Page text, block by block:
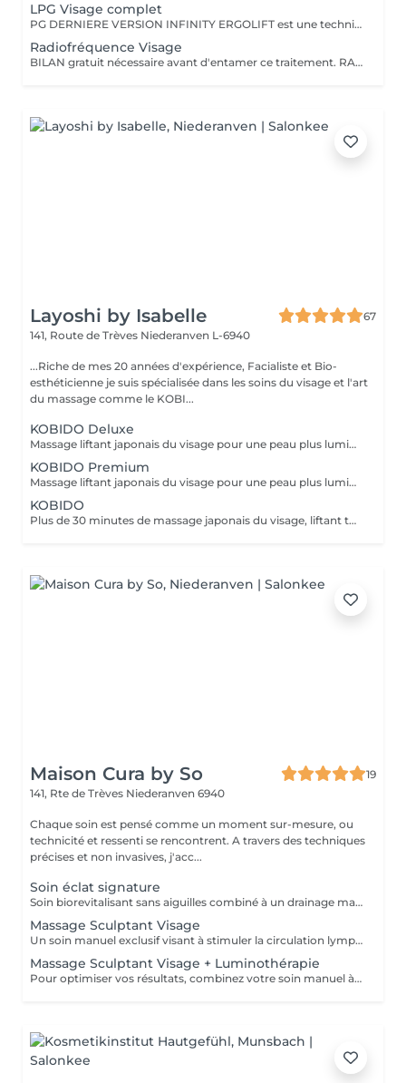
LPG Visage complet
PG DERNIERE VERSION INFINITY ERGOLIFT est une technique naturelle naturelle, pour rajeunir la peau. Rebooste, raffermit, rides du lion, contour des yeux,nasogénien, améliore l'aspect de la peau. Un éclat immédiat dès la première séance. Cette technique est à considérer comme un traitement de plusieurs séances pour atteindre les objectifs. Voir rubrique abonnement L'endermologie LPG une valeur sure, plus de 35 ans d'expertise dans la beauté
Radiofréquence Visage
BILAN gratuit nécessaire avant d'entamer ce traitement. RADIOFREQUENCE 448Khz CAPACITIVE RESISTIVE monpolaire Non douloureux Non invasif Technique pour raffermir, contre la cellulite, réduction de volume. La radiofréquence émet de la chaleur induite par une onde qui génère un effet tenseur et immédiat et durable. Traitement 6 à 12 séances pour atteindre des résultats, cela dépend de la qualité de la peau, de l'âge, du volume concernés entre autres.
Layoshi by Isabelle
67
141, Route de Trèves Niederanven L-6940
...Riche de mes 20 années d'expérience, Facialiste et Bio-
esthéticienne je suis spécialisée dans les soins du visage et l'art
du massage comme le KOBI...
KOBIDO Deluxe
Massage liftant japonais du visage pour une peau plus lumineuse et repulpée, sublimée par l'utilisation d'ustensiles comme le gua-sha, le ridoki, ou encore les ventouses etc...dans le seul but d'optimiser les résultats. Un gommage ou un masque sous LED (en fonction de vos besoins) boosteront les effets du soin pour un visage rayonnant! Les bienfaits du kobido sont appréciables dès la première séance. Les muscles faciaux pétris en profondeur, se tonifient, les cernes et les rides s'amenuisent, l'ovale du visage se raffermit, soulignant des angles plus harmonieux. La peau régénérée apparaît comme défroissée, retapissée. Un drainage en dernière phase contribue à éliminer les toxines et à assainir la peau. Un véritable effet tenseur est ressenti à l'issue du soin pour des traits rehaussés à souhait. L'éventuelle brume de fatigue s'évapore pour faire place à un joli grain de peau qui respire la santé. Le teint s'illumine, un coup de jeune bluffant s'affiche sur une mine radieuse. !!! Pour un résultat plus durable, ce soin est conseillé en cure !!! Demandez conseil à votre esthéticienne.
KOBIDO Premium
Massage liftant japonais du visage pour une peau plus lumineuse et repulpée, personnalisé en fonction de vos besoins grâce à l'utilisation d'ustensiles comme le gua-sha, le ridoki, ou encore les ventouses etc... Les bienfaits du kobido sont appréciables dès la première séance. Les muscles faciaux pétris en profondeur, se tonifient, les cernes et les rides s'amenuisent, l'ovale du visage se raffermit, soulignant des angles plus harmonieux. La peau regénérée apparaît comme défroissée, retapissée. Un drainage en dernière phase contribue à éliminer les toxines et à assainir la peau. Un véritable effet tenseur! !!! Pour un résultat plus durable, ce soin est conseillé en cure !!! Demandez conseil à votre esthéticienne.
KOBIDO
Plus de 30 minutes de massage japonais du visage, liftant tonifiant et repulpant = une vraie gymnastique faciale pour une peau plus lumineuse et une diminution des rides. Les bienfaits du kobido sont appréciables dès la première séance. Les muscles faciaux pétris en profondeur, se tonifient, les cernes et les rides s'amenuisent, l'ovale du visage se raffermit, soulignant des angles plus harmonieux. La peau régénerée apparaît comme défroissée, retapissée. Un véritable effet tenseur! !!! Pour un résultat plus durable, ce soin est conseillé en cure !!! Demandez conseil à votre esthéticienne.
Maison Cura by So
19
141, Rte de Trèves Niederanven 6940
Chaque soin est pensé comme un moment sur-mesure, ou
technicité et ressenti se rencontrent. A travers des techniques
précises et non invasives, j'acc...
Soin éclat signature
Soin biorevitalisant sans aiguilles combiné à un drainage manuel lent et doux pour stimuler la circulation, repulper et revitaliser la peau. Idéal pour améliorer l'éclat, l'élasticité et la fermeté du visage ou du cou. Chaque séance est personnalisée selon vos besoins, pour des résultats visibles et durables
Massage Sculptant Visage
Un soin manuel exclusif visant à stimuler la circulation lymphatique, décongestionner les tissus et révéler l'éclat naturel du visage. Idéal en cas de traits fatigués, de gonflement, ou de teint terne. Ce soin favorise l'élimination des toxines et de la rétention d'eau accumulés au niveau du visage du cou et du décolleté. L'association du drainage manuel et du travail des fascias, procure un réel moment de détente.
Massage Sculptant Visage + Luminothérapie
Pour optimiser vos résultats, combinez votre soin manuel à la luminothérapie. Les LED rouges stimuleront élastine et collagène et auront un effet apaisant immédiat grâce à leur action anti inflammatoire.